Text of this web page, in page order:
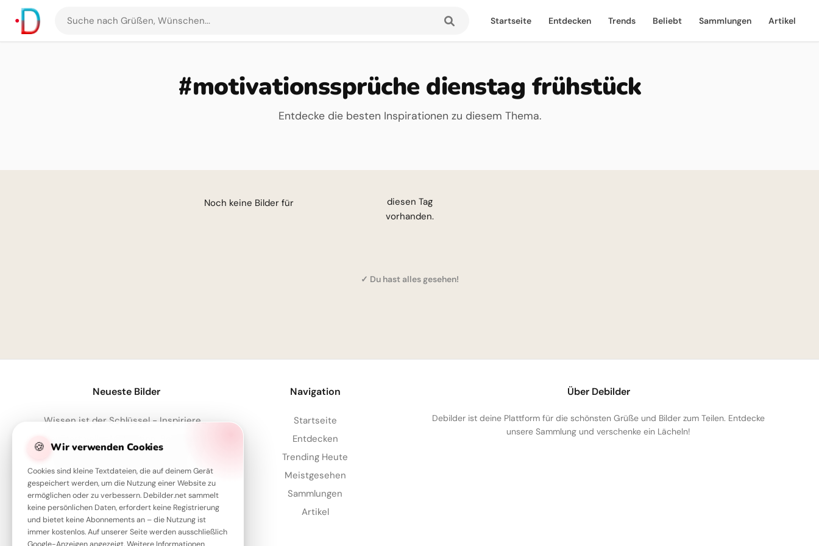
Suche
nach
Startseite Entdecken Trends Beliebt Sammlungen Artikel
#motivationssprüche dienstag frühstück
Entdecke die besten Inspirationen zu diesem Thema.
Noch keine Bilder für diesen Tag
vorhanden.
✓ Du hast alles gesehen!
🍪 Wir verwenden Cookies
Cookies sind kleine Textdateien, die auf deinem Gerät
gespeichert werden, um die Nutzung einer Website zu
ermöglichen oder zu verbessern. Debilder.net sammelt
keine persönlichen Daten, erfordert keine Registrierung
und bietet keine Abonnements an – die Nutzung ist
immer kostenlos. Auf unserer Seite werden ausschließlich
Neueste Bilder
Wissen ist der Schlüssel - Inspirierende Schulstart Bilder für Telegram
Forschergeist wecken: Inspirierende Schulstart-Bilder für Facebook
Ordnung leicht gemacht: Dein motivierender Spruch für Instagram zum Schulstart!
Navigation
Startseite
Entdecken
Trending Heute
Meistgesehen
Sammlungen
Artikel
Über Debilder
Debilder ist deine Plattform für die schönsten Grüße und Bilder zum Teilen. Entdecke
unsere Sammlung und verschenke ein Lächeln!